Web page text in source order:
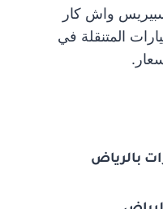
واش كار
المتنقلة في
بالرياض